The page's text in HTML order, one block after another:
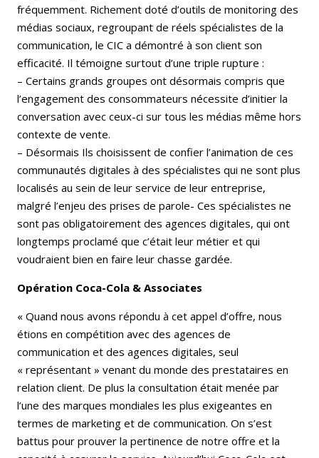
fréquemment. Richement doté d’outils de monitoring des
médias sociaux, regroupant de réels spécialistes de la
communication, le CIC a démontré à son client son
efficacité. Il témoigne surtout d’une triple rupture :
– Certains grands groupes ont désormais compris que
l’engagement des consommateurs nécessite d’initier la
conversation avec ceux-ci sur tous les médias même hors
contexte de vente.
– Désormais Ils choisissent de confier l’animation de ces
communautés digitales à des spécialistes qui ne sont plus
localisés au sein de leur service de leur entreprise,
malgré l’enjeu des prises de parole- Ces spécialistes ne
sont pas obligatoirement des agences digitales, qui ont
longtemps proclamé que c’était leur métier et qui
voudraient bien en faire leur chasse gardée.
Opération Coca-Cola & Associates
« Quand nous avons répondu à cet appel d’offre, nous
étions en compétition avec des agences de
communication et des agences digitales, seul
« représentant » venant du monde des prestataires en
relation client. De plus la consultation était menée par
l’une des marques mondiales les plus exigeantes en
termes de marketing et de communication. On s’est
battus pour prouver la pertinence de notre offre et la